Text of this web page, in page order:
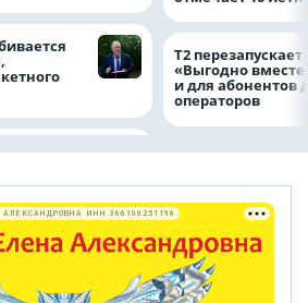
Т2
«Выгодно
и для абонентов
операторов
ИНН 366100251196